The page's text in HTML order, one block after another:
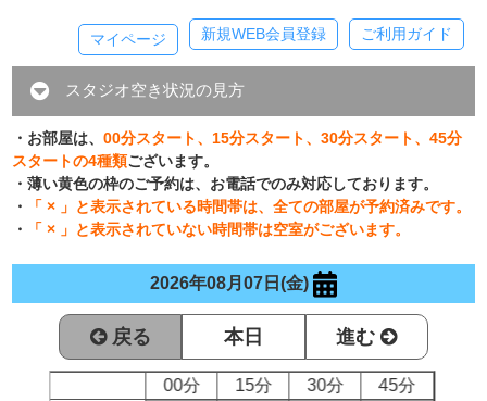
ご利用ガイド
新規WEB会員登録
マイページ
スタジオ空き状況の見方
・お部屋は、00分スタート、15分スタート、30分スタート、45分
スタートの4種類ございます。
・薄い黄色の枠のご予約は、お電話でのみ対応しております。
・
「 × 」と表示されている時間帯は、全ての部屋が予約済みです。
・
「 × 」と表示されていない時間帯は空室がございます。
2026年08月07日(金)
戻る 本日 進む
00分 15分 30分
45分